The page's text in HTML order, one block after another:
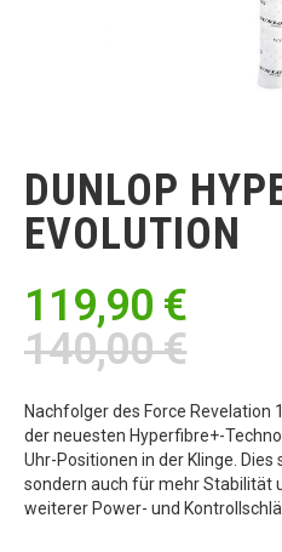
Bildgalerie
springen
DUNLOP
EVOLUTION
119,90 €
140,00 €
Nachfolger des Force
der neuesten Hyperfibre+-
Uhr-Positionen in der Klinge.
sondern auch für mehr Stabilität
weiterer Power- und